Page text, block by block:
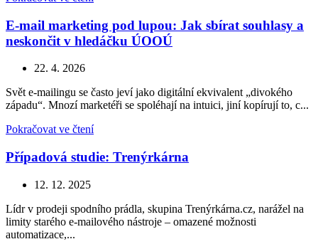
E-mail marketing pod lupou: Jak sbírat souhlasy a
neskončit v hledáčku ÚOOÚ
22. 4. 2026
Svět e-mailingu se často jeví jako digitální ekvivalent „divokého
západu“. Mnozí marketéři se spoléhají na intuici, jiní kopírují to, c...
Pokračovat ve čtení
Případová studie: Trenýrkárna
12. 12. 2025
Lídr v prodeji spodního prádla, skupina Trenýrkárna.cz, narážel na
limity starého e-mailového nástroje – omazené možnosti
automatizace,...